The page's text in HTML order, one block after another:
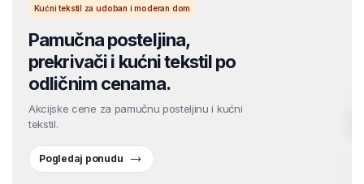
Kućni tekstil za udoban i moderan dom
Pamučna posteljina,
prekrivači i kućni tekstil po
odličnim cenama.
Akcijske cene za pamučnu posteljinu i kućni
tekstil.
Pogledaj ponudu